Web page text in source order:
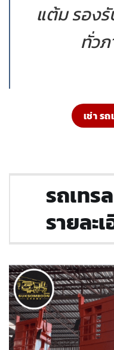
แต้ม รอง
ทั่ว
เช่า ร
รถเทร
รายละ